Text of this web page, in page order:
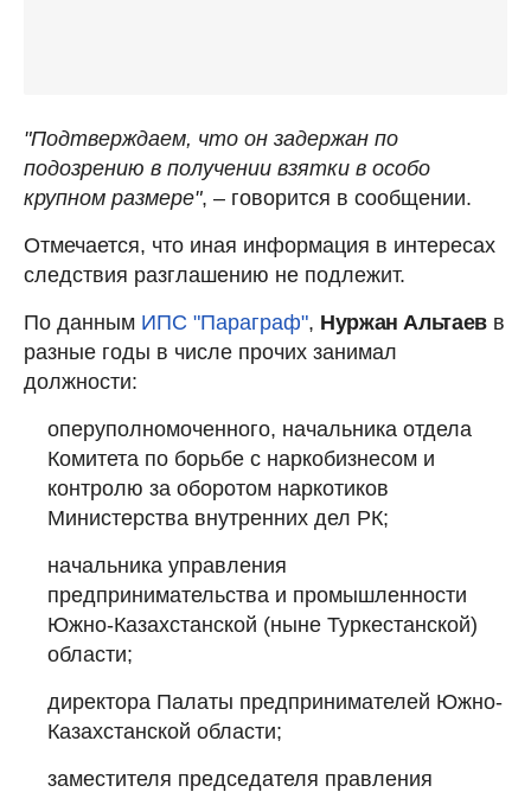
"Подтверждаем, что он задержан по
подозрению в получении взятки в особо
крупном размере", – говорится в сообщении.
Отмечается, что иная информация в интересах
следствия разглашению не подлежит.
По данным ИПС "Параграф", Нуржан Альтаевв
разные годы в числе прочих занимал
должности:
оперуполномоченного, начальника отдела
Комитета по борьбе с наркобизнесом и
контролю за оборотом наркотиков
Министерства внутренних дел РК;
начальника управления
предпринимательства и промышленности
Южно-Казахстанской (ныне Туркестанской)
области;
директора Палаты предпринимателей Южно-
Казахстанской области;
заместителя председателя правления